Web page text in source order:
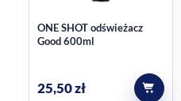
ONE SHOT odświeżacz
Good 600ml
25,50zł